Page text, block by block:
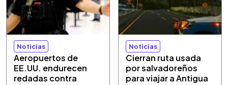
Noticias
Aeropuertos de
EE.UU. endurecen
redadas contra
Noticias
Cierran ruta usada
por salvadoreños
para viajar a Antigua